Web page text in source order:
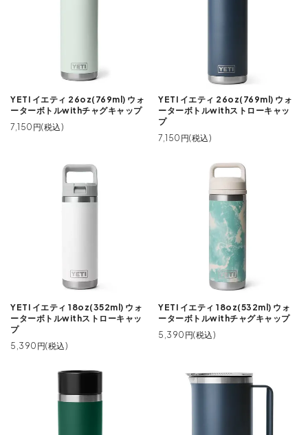
YETI イエティ 26oz(769ml) ウォ
ーターボトルwithチャグキャップ
7,150円(税込)
YETI イエティ 26oz(769ml) ウォ
ーターボトルwithストローキャッ
プ
7,150円(税込)
YETI イエティ 18oz(352ml) ウォ
ーターボトルwithストローキャッ
プ
5,390円(税込)
YETI イエティ 18oz(532ml) ウォ
ーターボトルwithチャグキャップ
5,390円(税込)